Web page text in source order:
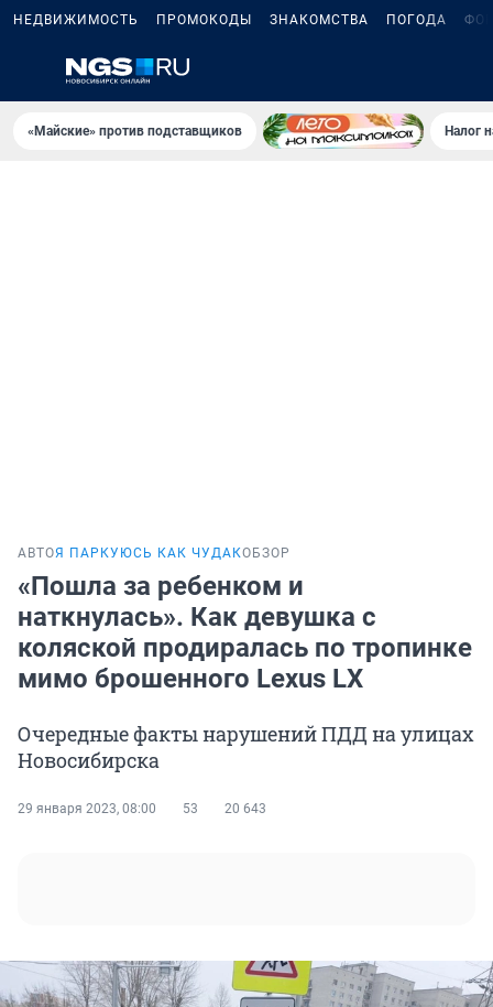
НЕДВИЖИМОСТЬ ПРОМОКОДЫ ЗНАКОМСТВА ПОГОДА
«Майские» против подставщиков Налог
АВТОЯ ПАРКУЮСЬ КАК ЧУДАКОБЗОР
«Пошла за ребенком и
наткнулась». Как девушка с
коляской продиралась по тропинке
мимо брошенного Lexus LX
Очередные факты нарушений ПДД на улицах
Новосибирска
29 января 2023, 08:00 53 20 643